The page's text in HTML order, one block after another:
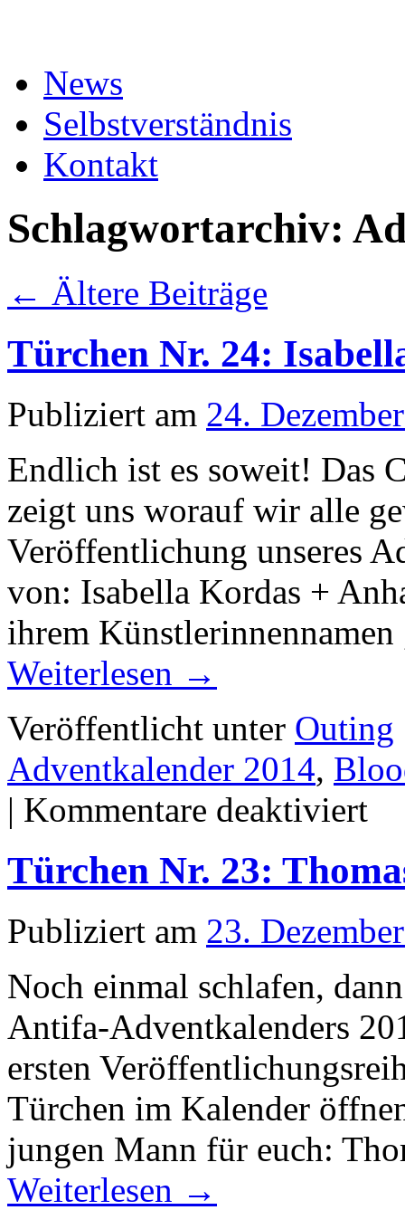
News
Selbstverständnis
Kontakt
Schlagwortarchiv:
← Ältere Beiträge
Türchen Nr. 24:
Publiziert am 24.
Endlich ist es soweit! Das
zeigt uns worauf wir alle
Veröffentlichung unseres
von: Isabella Kordas +
ihrem
Weiterlesen →
Veröffentlicht unter Outing
Adventkalender 2014,
| Kommentare deaktiviert
Türchen Nr. 23:
Publiziert am 23.
Noch einmal schlafen,
Antifa-Adventkalenders
ersten
Türchen im Kalender
jungen Mann für euch:
Weiterlesen →